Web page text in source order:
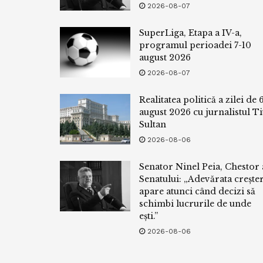
2026-08-07
SuperLiga, Etapa a IV-a,
programul perioadei 7-10
august 2026
2026-08-07
Realitatea politică a zilei de 6
august 2026 cu jurnalistul
Sultan
2026-08-06
Senator Ninel Peia, Chestor
Senatului: „Adevărata
apare atunci când decizi să
schimbi lucrurile de unde
ești.”
2026-08-06